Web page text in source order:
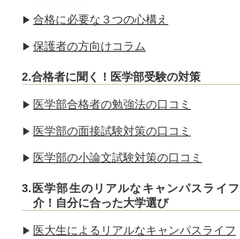
合格に必要な３つの心構え
保護者の方向けコラム
2.合格者に聞く！医学部受験の対策
医学部合格者の勉強法の口コミ
医学部の面接試験対策の口コミ
医学部の小論文試験対策の口コミ
3.医学部生のリアルなキャンパスライ
介！自分に合った大学選び
医大生によるリアルなキャンパスライフ